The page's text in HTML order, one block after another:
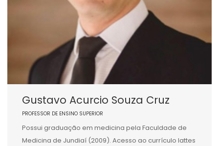
Gustavo Acurcio Souza Cruz
PROFESSOR DE ENSINO SUPERIOR
Possui graduação em medicina pela Faculdade de
Medicina de Jundiaí (2009). Acesso ao currículo lattes